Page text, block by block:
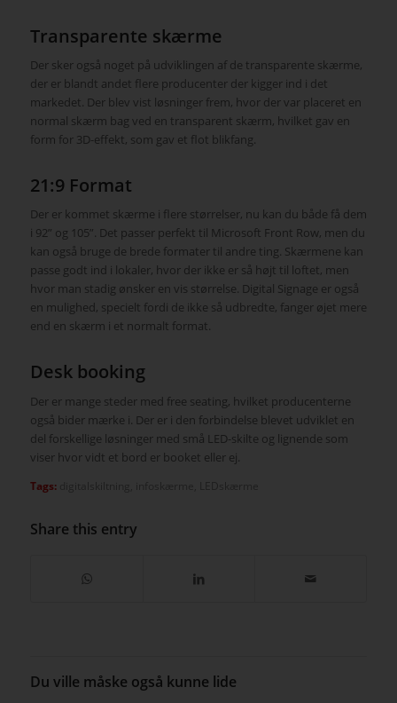
Transparente skærme
Der sker også noget på udviklingen af de transparente skærme,
der er blandt andet flere producenter der kigger ind i det
markedet. Der blev vist løsninger frem, hvor der var placeret en
normal skærm bag ved en transparent skærm, hvilket gav en
form for 3D-effekt, som gav et flot blikfang.
21:9 Format
Der er kommet skærme i flere størrelser, nu kan du både få dem
i 92” og 105”. Det passer perfekt til Microsoft Front Row, men du
kan også bruge de brede formater til andre ting. Skærmene kan
passe godt ind i lokaler, hvor der ikke er så højt til loftet, men
hvor man stadig ønsker en vis størrelse. Digital Signage er også
en mulighed, specielt fordi de ikke så udbredte, fanger øjet mere
end en skærm i et normalt format.
Desk booking
Der er mange steder med free seating, hvilket producenterne
også bider mærke i. Der er i den forbindelse blevet udviklet en
del forskellige løsninger med små LED-skilte og lignende som
viser hvor vidt et bord er booket eller ej.
Tags:
Share this entry
Du ville måske også kunne lide